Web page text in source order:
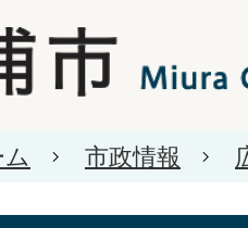
市政情報